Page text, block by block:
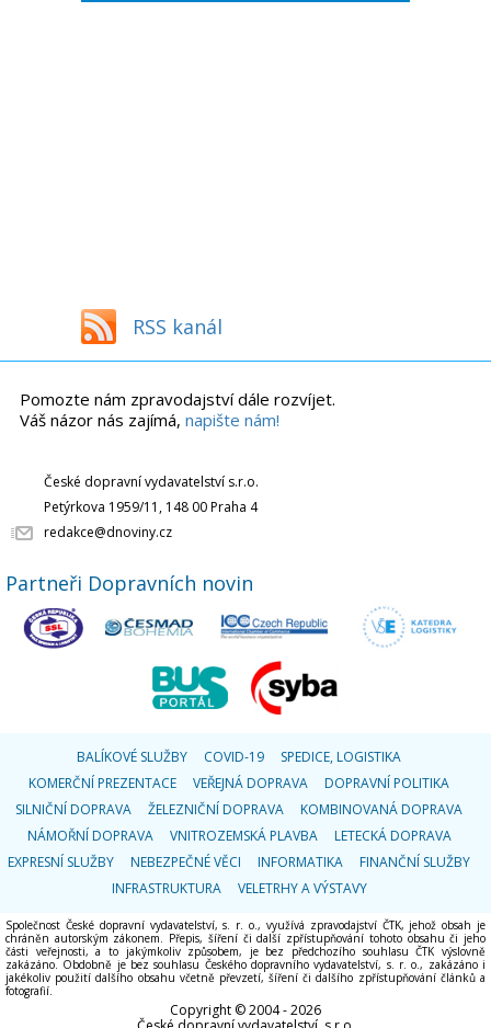
RSS kanál
Pomozte nám zpravodajství dále rozvíjet.
Váš názor nás zajímá, napište nám!
České dopravní vydavatelství s.r.o.
Petýrkova 1959/11, 148 00 Praha 4
redakce@dnoviny.cz
Partneři Dopravních novin
BALÍKOVÉ SLUŽBY COVID-19
SPEDICE, LOGISTIKA
KOMERČNÍ PREZENTACE
VEŘEJNÁ DOPRAVA
DOPRAVNÍ POLITIKA
SILNIČNÍ DOPRAVA
ŽELEZNIČNÍ DOPRAVA
KOMBINOVANÁ DOPRAVA
NÁMOŘNÍ DOPRAVA
VNITROZEMSKÁ PLAVBA
LETECKÁ DOPRAVA
EXPRESNÍ SLUŽBY
NEBEZPEČNÉ VĚCI INFORMATIKA
FINANČNÍ SLUŽBY
INFRASTRUKTURA
VELETRHY A VÝSTAVY
Společnost České dopravní vydavatelství, s. r. o., využívá zpravodajství ČTK, jehož obsah je
chráněn autorským zákonem. Přepis, šíření či další zpřístupňování tohoto obsahu či jeho
části veřejnosti, a to jakýmkoliv způsobem, je bez předchozího souhlasu ČTK výslovně
zakázáno. Obdobně je bez souhlasu Českého dopravního vydavatelství, s. r. o., zakázáno i
jakékoliv použití dalšího obsahu včetně převzetí, šíření či dalšího zpřístupňování článků a
fotografií.
Copyright © 2004 - 2026